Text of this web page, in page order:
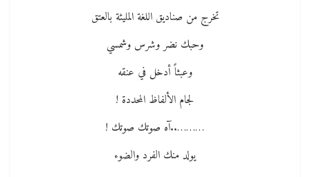
تخرج من صناديق اللغة المليئة بالعتق
وحبك نضر وشرس وشمسي
وعبثاً أدخل في عنقه
لجام الألفاظ المحددة !
………..آه صوتك صوتك !
يولد منك الفرد والضوء